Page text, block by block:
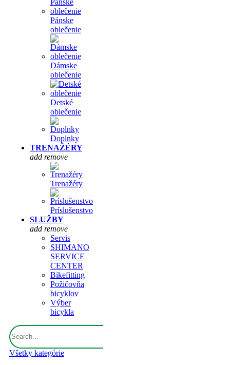
Pánske
oblečenie
Dámske
oblečenie
Detské
oblečenie
Doplnky
TRENAŽÉRY
add remove
Trenažéry
Príslušenstvo
SLUŽBY
add remove
Servis
SHIMANO
SERVICE
CENTER
Bikefitting
Požičovňa
bicyklov
Výber
bicykla
Všetky kategórie